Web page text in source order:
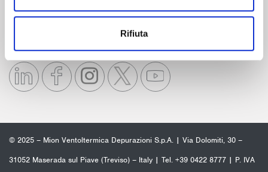
Rifiuta
© 2025 – Mion Ventoltermica Depurazioni S.p.A. | Via Dolomiti, 30 –
31052 Maserada sul Piave (Treviso) – Italy | Tel. +39 0422 8777 | P. IVA